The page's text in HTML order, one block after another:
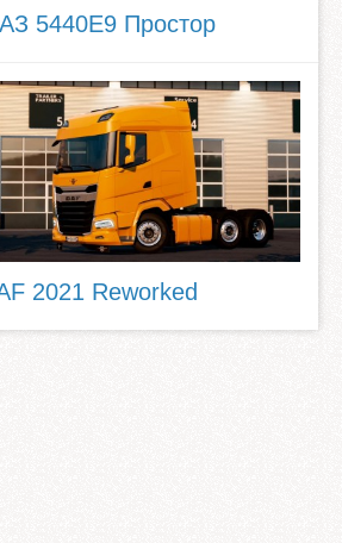
5440E9 Простор
2021 Reworked